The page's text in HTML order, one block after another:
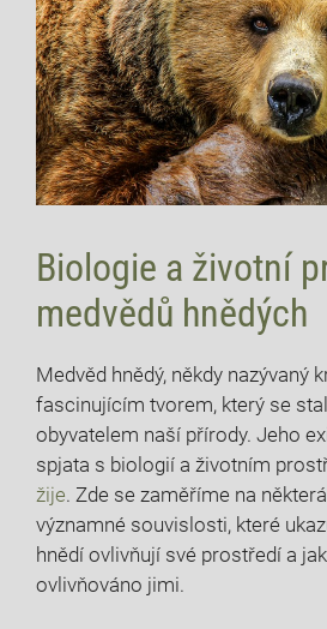
Biologie a životní
medvědů hnědých
Medvěd hnědý, někdy nazývaný
fascinujícím tvorem, který se
obyvatelem naší přírody. Jeho
spjata s biologií a životním
žije. Zde se zaměříme na
významné souvislosti, které
hnědí ovlivňují své prostředí a
ovlivňováno jimi.